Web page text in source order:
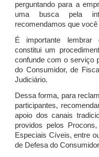
perguntando para a
uma busca pela
recomendamos que
É importante lembrar
constitui um
confunde com o serviço
do Consumidor, de
Judiciário.
Dessa forma, para
participantes,
apoio dos canais
providos pelos
Especiais Cíveis, entre
de Defesa do